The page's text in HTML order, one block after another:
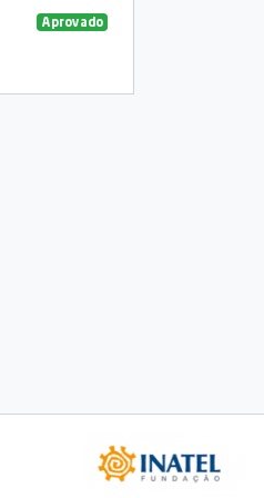
Aprovado